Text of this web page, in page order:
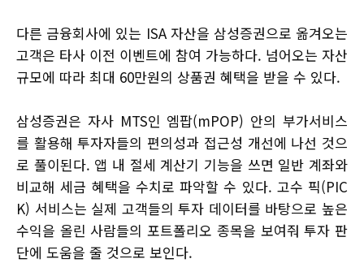
다른 금융회사에 있는 ISA 자산을 삼성증권으로 옮겨오는
고객은 타사 이전 이벤트에 참여 가능하다. 넘어오는 자산
규모에 따라 최대 60만원의 상품권 혜택을 받을 수 있다.
삼성증권은 자사 MTS인 엠팝(mPOP) 안의 부가서비스
를 활용해 투자자들의 편의성과 접근성 개선에 나선 것으
로 풀이된다. 앱 내 절세 계산기 기능을 쓰면 일반 계좌와
비교해 세금 혜택을 수치로 파악할 수 있다. 고수 픽(PIC
K) 서비스는 실제 고객들의 투자 데이터를 바탕으로 높은
수익을 올린 사람들의 포트폴리오 종목을 보여줘 투자 판
단에 도움을 줄 것으로 보인다.